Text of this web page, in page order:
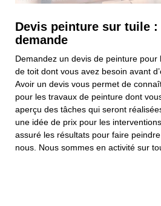
Devis peinture sur tuile
demande
Demandez un devis de peinture
de toit dont vous avez besoin avant
Avoir un devis vous permet de
pour les travaux de peinture dont
aperçu des tâches qui seront
une idée de prix pour les
assuré les résultats pour faire
nous. Nous sommes en activité sur